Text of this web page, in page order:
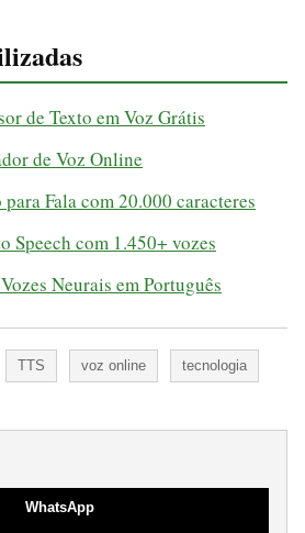
de Texto em Voz Grátis
de Voz Online
Fala com 20.000 caracteres
Speech com 1.450+ vozes
Neurais em Português
TTS voz online tecnologia
WhatsApp